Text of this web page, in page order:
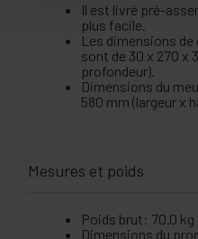
Il est livré pré-
plus facile.
Les dimensions
sont de 30 x 270 x
profondeur).
Dimensions du
580 mm (largeur x
Mesures et poids
Poids brut: 70.0 kg
Dimensions du